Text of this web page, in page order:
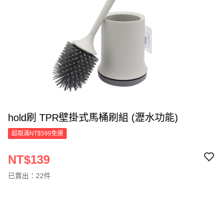
hold刷 TPR壁掛式馬桶刷組 (瀝水功能)
超取滿NT$599免運
NT$139
已賣出：22件